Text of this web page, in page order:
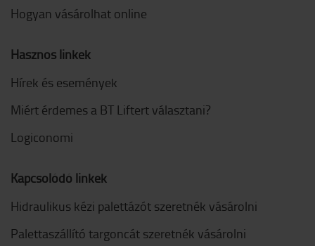
Hogyan vásárolhat online
Hasznos linkek
Hírek és események
Miért érdemes a BT Liftert választani?
Logiconomi
Kapcsolódó linkek
Hidraulikus kézi palettázót szeretnék vásárolni
Palettaszállító targoncát szeretnék vásárolni